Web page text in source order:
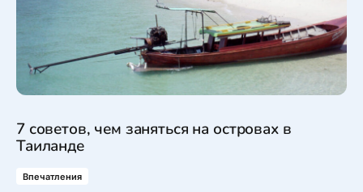
7 советов, чем заняться на островах в
Таиланде
Впечатления